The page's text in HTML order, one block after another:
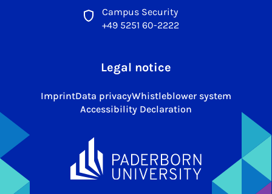
Campus Security
+49 5251 60-2222
Legal notice
ImprintData privacyWhistleblower system
Accessibility Declaration